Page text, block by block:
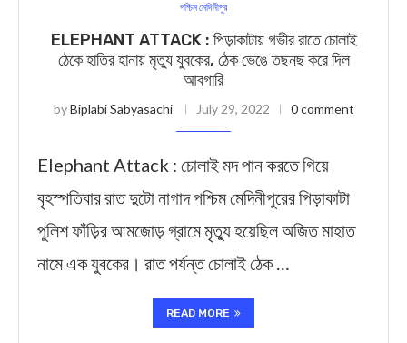
পশ্চিম মেদিনীপুর
ELEPHANT ATTACK : পিড়াকাটায় গভীর রাতে চোলাই
ঠেকে হাতির হানায় মৃত্যু যুবকের, ঠেক ভেঙে তছনছ করে দিল
আবগারি
byBiplabi Sabyasachi July 29, 2022 0 comment
Elephant Attack : চোলাই মদ পান করতে গিয়ে
বৃহস্পতিবার রাত দুটো নাগাদ পশ্চিম মেদিনীপুরের পিড়াকাটা
পুলিশ ফাঁড়ির আমজোড় গ্রামে মৃত্যু হয়েছিল অজিত মাহাত
নামে এক যুবকের। রাত পর্যন্ত চোলাই ঠেক …
READ MORE